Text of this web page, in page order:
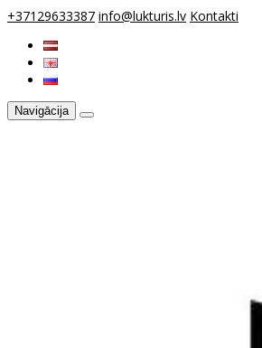
+37129633387 info@lukturis.lv Kontakti
Navigācija